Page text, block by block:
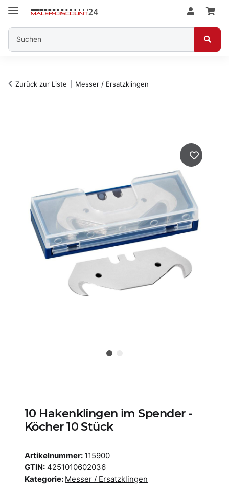
Zurück zur Liste Messer / Ersatzklingen
10 Hakenklingen im Spender -
Köcher 10 Stück
Artikelnummer: 115900
GTIN: 4251010602036
Kategorie: Messer / Ersatzklingen